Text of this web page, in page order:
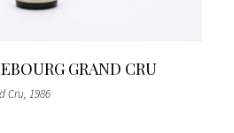
GRAND CRU
Cru, 1986